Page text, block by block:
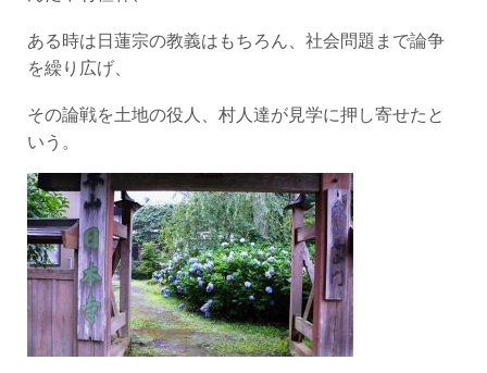
ある時は日蓮宗の教義はもちろん、社会問題まで論争
を繰り広げ、
その論戦を土地の役人、村人達が見学に押し寄せたと
いう。